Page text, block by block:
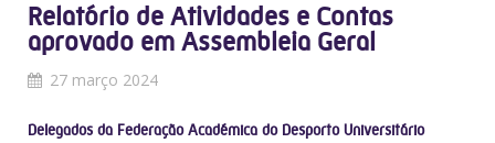
Relatório de Atividades e Contas
aprovado em Assembleia Geral
27 março 2024
Delegados da Federação Académica do Desporto Universitário